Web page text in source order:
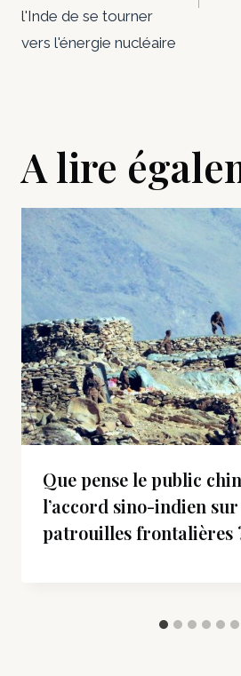
l'Inde de se tourner
vers l'énergie nucléaire
A lire
Que pense le public
l’accord sino-indien
patrouilles frontalières